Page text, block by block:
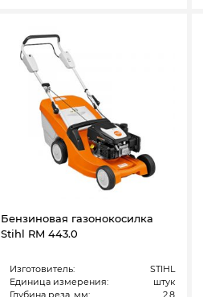
Бензиновая газонокосилка
Stihl RM 443.0
Изготовитель:
STIHL
Единица измерения:
штук
Глубина реза, мм:
2,8